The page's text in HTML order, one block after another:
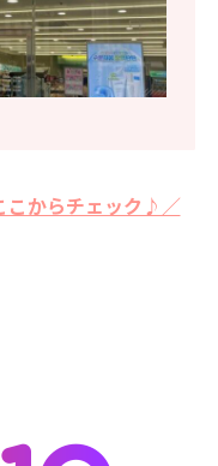
こからチェック♪／